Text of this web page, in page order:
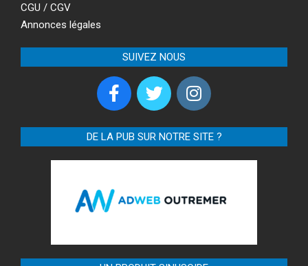
CGU / CGV
Annonces légales
SUIVEZ NOUS
DE LA PUB SUR NOTRE SITE ?